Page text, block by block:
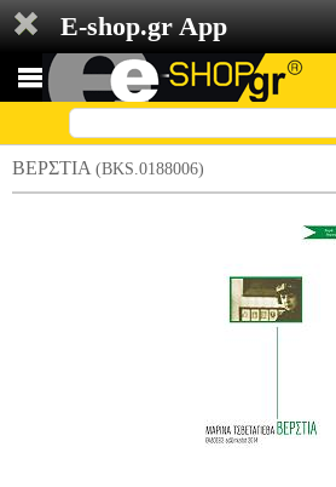
E-shop.gr App
ΒΕΡΣΤΙΑ (BKS.0188006)